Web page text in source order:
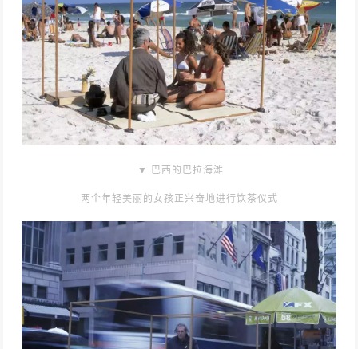
▼ 巴西的巴拉海滩
两个年轻美丽的女孩正兴奋地进行饮茶仪式